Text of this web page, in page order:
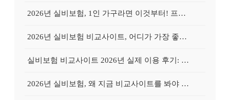
2026년 실비보험, 1인 가구라면 이것부터! 프리랜서를 위한 비교사이트 활용 가이드
2026년 실비보험 비교사이트, 어디가 가장 좋을까? Top 3 업체 전격 분석
실비보험 비교사이트 2026년 실제 이용 후기: 저렴하게 가입 성공한 비법 공개
2026년 실비보험, 왜 지금 비교사이트를 봐야 할까? 놓치면 후회할 3가지 이유